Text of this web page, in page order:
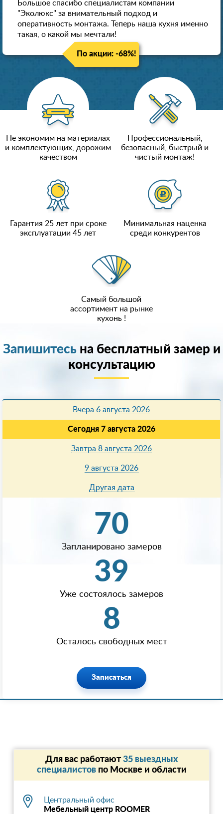
Большое спасибо специалистам компании
"Эколюкс" за внимательный подход и
оперативность монтажа. Теперь наша кухня именно
такая, о какой мы мечтали!
По акции: -68%!
Не экономим на материалах
и комплектующих, дорожим
качеством
Профессиональный,
безопасный, быстрый и
чистый монтаж!
Гарантия 25 лет при сроке
эксплуатации 45 лет
Минимальная наценка
среди конкурентов
Самый большой
ассортимент на рынке
кухонь !
Запишитесьна бесплатный замер и
консультацию
Вчера 6 августа 2026
Сегодня 7 августа 2026
Завтра 8 августа 2026
9 августа 2026
Другая дата
70
Запланировано замеров
39
Уже состоялось замеров
8
Осталось свободных мест
Записаться
Для вас работают35 выездных
специалистовпо Москве и области
Центральный офис
Мебельный центр ROOMER